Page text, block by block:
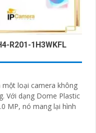
R201-1H3WKFL
một loại camera không
MP, nó mang lại hình